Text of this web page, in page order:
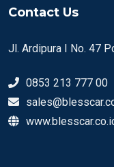
Contact Us
Jl. Ardipura I No. 47
0853 213 777 00